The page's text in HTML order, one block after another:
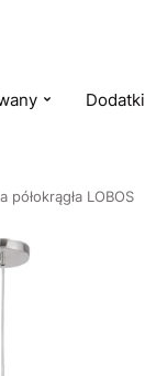
Dodatki
LOBOS